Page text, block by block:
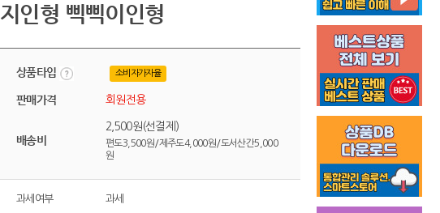
지인형 삑삑이인형
상품타입 소비자가자율
판매가격 회원전용
배송비
2,500원(선결제)
편도3,500원/제주도4,000원/도서산간5,000
원
과세여부 과세